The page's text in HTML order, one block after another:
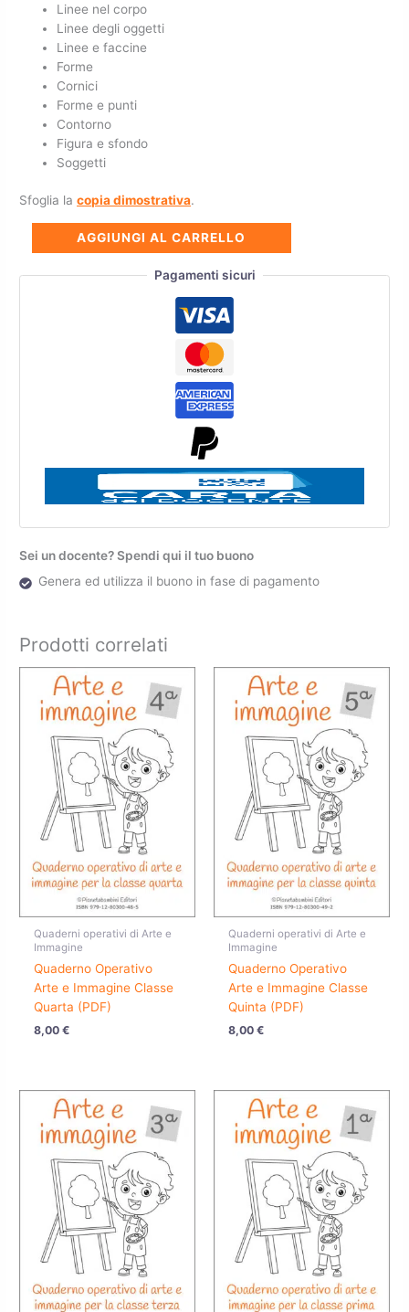
Linee nel corpo
Linee degli oggetti
Linee e faccine
Forme
Cornici
Forme e punti
Contorno
Figura e sfondo
Soggetti
Sfoglia lacopia dimostrativa.
AGGIUNGI AL CARRELLO
Pagamenti sicuri
Sei un docente? Spendi qui il tuo buono
Genera ed utilizza il buono in fase di pagamento
Prodotti correlati
Quaderni operativi di Arte e
Immagine
Quaderno Operativo
Arte e Immagine Classe
Quarta (PDF)
8,00€
Quaderni operativi di Arte e
Immagine
Quaderno Operativo
Arte e Immagine Classe
Quinta (PDF)
8,00€